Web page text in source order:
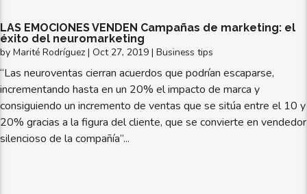
LAS EMOCIONES VENDEN Campañas de marketing: el
éxito del neuromarketing
by Marité Rodríguez | Oct 27, 2019 | Business tips
“Las neuroventas cierran acuerdos que podrían escaparse,
incrementando hasta en un 20% el impacto de marca y
consiguiendo un incremento de ventas que se sitúa entre el 10 y
20% gracias a la figura del cliente, que se convierte en vendedor
silencioso de la compañía”...